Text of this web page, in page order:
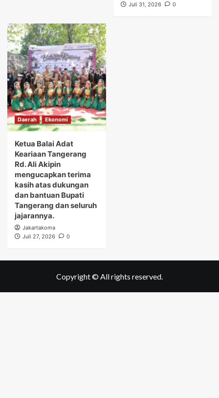
Juli 31, 2026
0
Daerah Ekonomi
Ketua Balai Adat
Keariaan Tangerang
Rd. Ali Akipin
mengucapkan terima
kasih atas dukungan
dan bantuan Bupati
Tangerang dan seluruh
jajarannya.
Jakartakoma
Juli 27, 2026
0
Copyright © All rights reserved.